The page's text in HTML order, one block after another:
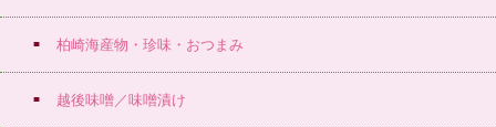
柏崎海産物・珍味・おつまみ
越後味噌／味噌漬け